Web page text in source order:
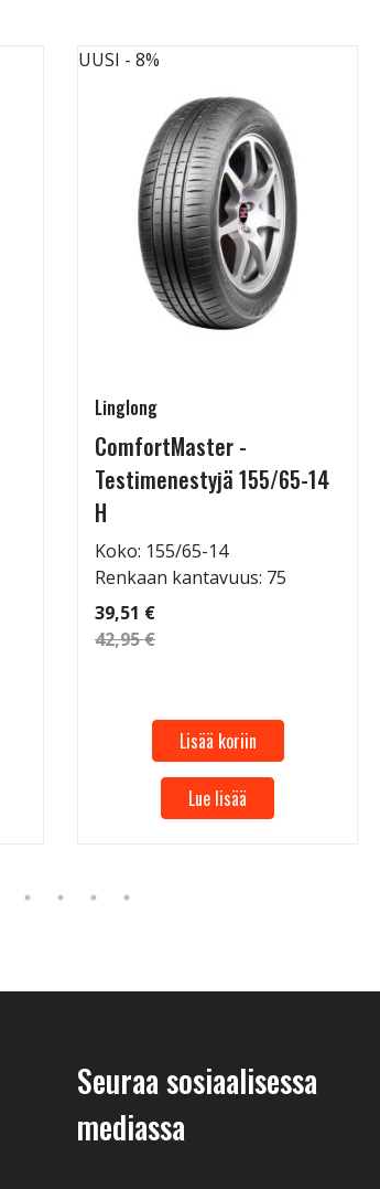
UUSI - 8%
Linglong
ComfortMaster -
Testimenestyjä 155/65-14
H
Koko: 155/65-14
Renkaan kantavuus: 75
39,51 €
42,95 €
Lisää koriin
Lue lisää
Seuraa sosiaalisessa
mediassa